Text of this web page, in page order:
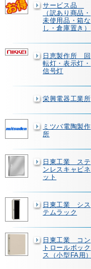
サービス品
（訳あり商品・
未使用品・箱な
し・倉庫置き）
日恵製作所 回
転灯・表示灯・
信号灯
栄興電器工業所
ミツバ電陶製作
所
日東工業 ステ
ンレスキャビネ
ット
日東工業 シス
テムラック
日東工業 コン
トロールボック
ス（小型FA用）